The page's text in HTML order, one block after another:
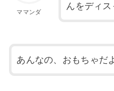
ママンダ
んをディス
あんなの、おもちゃだ